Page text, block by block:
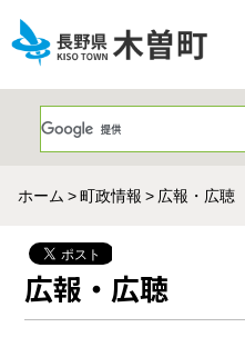
ホーム 町政情報 広報・広聴
広報・広聴